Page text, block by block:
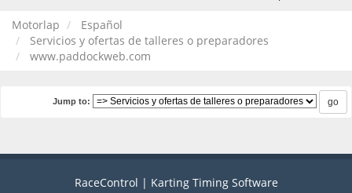
Motorlap
Español
Servicios y ofertas de talleres o preparadores
www.paddockweb.com
Jump to:
RaceControl | Karting Timing Software